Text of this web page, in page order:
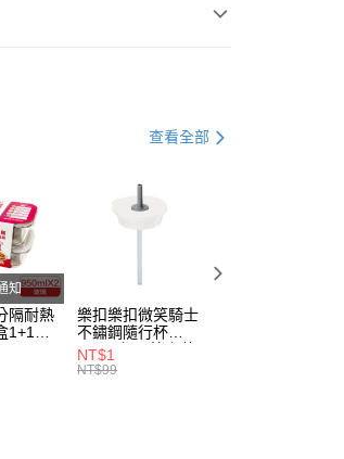
大用戶可立即使用無須另外申請。
單成立後會自動跳轉到大哥付的交易
請依後續交易確認頁面所載為準。
示未達大哥付你分期系統評分，恕
你分期」於每月結算日後寄送繳費提
超商條碼／台灣大直營門市／銀行轉
路繳費。
司」（以下簡稱本公司）所提供，讓
或服務，並由商店將買賣／分期付
運費
免運費
)免運費
查看全部
知
隔耐熱
1+1絕
樂扣樂扣微笑騎士
不鏽鋼隨行杯
540ml細吸管上蓋
(不含提把及濾網)/
NT$1
NT$99